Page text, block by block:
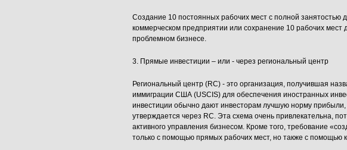
Создание 10 постоянных рабочих мест с полной
коммерческом предприятии или сохранение 10 рабочих
проблемном бизнесе.
3. Прямые инвестиции – или - через региональный центр
Региональный центр (RC) - это организация, получившая
иммиграции США (USCIS) для обеспечения иностранных
инвестиции обычно дают инвесторам лучшую норму
утверждается через RC. Эта схема очень привлекательна,
активного управления бизнесом. Кроме того, требование
только с помощью прямых рабочих мест, но также с помощью